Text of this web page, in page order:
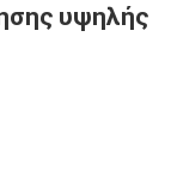
υψηλής